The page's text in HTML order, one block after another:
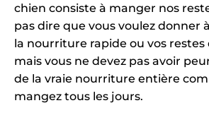
chien consiste à manger nos
pas dire que vous voulez donner
la nourriture rapide ou vos restes
mais vous ne devez pas avoir
de la vraie nourriture entière
mangez tous les jours.